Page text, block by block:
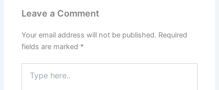
Leave a Comment
Your email address will not be published. Required
fields are marked *
here..